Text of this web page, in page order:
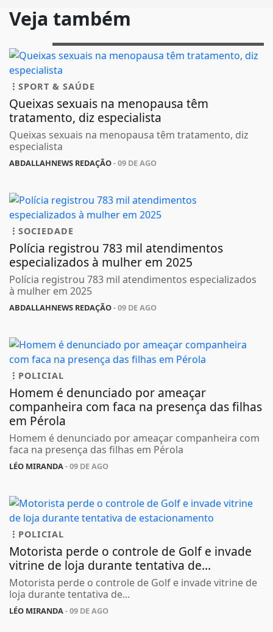
Veja também
SPORT & SAÚDE
Queixas sexuais na menopausa têm
tratamento, diz especialista
Queixas sexuais na menopausa têm tratamento, diz
especialista
ABDALLAHNEWS REDAÇÃO- 09 DE AGO
SOCIEDADE
Polícia registrou 783 mil atendimentos
especializados à mulher em 2025
Polícia registrou 783 mil atendimentos especializados
à mulher em 2025
ABDALLAHNEWS REDAÇÃO- 09 DE AGO
POLICIAL
Homem é denunciado por ameaçar
companheira com faca na presença das filhas
em Pérola
Homem é denunciado por ameaçar companheira com
faca na presença das filhas em Pérola
LÉO MIRANDA- 09 DE AGO
POLICIAL
Motorista perde o controle de Golf e invade
vitrine de loja durante tentativa de...
Motorista perde o controle de Golf e invade vitrine de
loja durante tentativa de...
LÉO MIRANDA- 09 DE AGO